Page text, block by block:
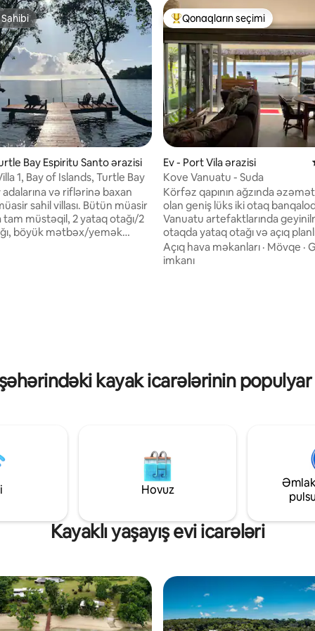
5, 3 rəy
Bay Espiritu Santo ərazisi
1, Bay of Islands, Turtle Bay
və riflərinə baxan
sahil villası. Bütün müasir
tam müstəqil, 2 yataq otağı/2
böyük mətbəx/yemək
Populyar "Qonaqların seçimi"
Qonaqların seçimi
Ev - Port Vila ərazisi
Kove Vanuatu - Suda
Körfəz qapının ağzında
olan geniş lüks iki otaq
Vanuatu artefaktlarında
otaqda yataq otağı və açıq
digərində geniş istirahət otağı,
mətbəx sahəsi var, hər iki
Açıq hava məkanları · Mövqe ·
imkanı
kayak icarələrinin populyar
Hovuz
Kayaklı yaşayış evi icarələri